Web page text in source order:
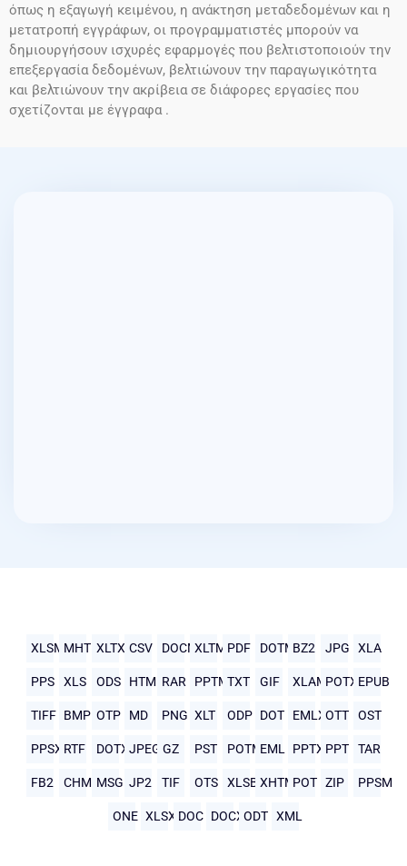
όπως η εξαγωγή κειμένου, η ανάκτηση μεταδεδομένων και η
μετατροπή εγγράφων, οι προγραμματιστές μπορούν να
δημιουργήσουν ισχυρές εφαρμογές που βελτιστοποιούν την
επεξεργασία δεδομένων, βελτιώνουν την παραγωγικότητα
και βελτιώνουν την ακρίβεια σε διάφορες εργασίες που
σχετίζονται με έγγραφα .
XLSMMHTMLXLTX CSV DOCMXLTM PDF DOTMBZ2 JPG XLA
PPS XLS ODS HTMLRAR PPTMTXT GIF XLAMPOTX EPUB
TIFF BMP OTP MD PNG XLT ODP DOT EMLXOTT OST
PPSX RTF DOTXJPEG GZ PST POTMEML PPTX PPT TAR
FB2 CHM MSG JP2 TIF OTS XLSB XHTMLPOT ZIP PPSM
ONE XLSX DOC DOCXODT XML